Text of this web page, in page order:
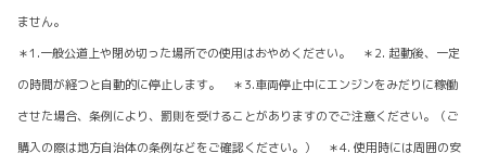
ません。
＊1.一般公道上や閉め切った場所での使用はおやめください。 ＊2. 起動後、一定
の時間が経つと自動的に停止します。 ＊3.車両停止中にエンジンをみだりに稼働
させた場合、条例により、罰則を受けることがありますのでご注意ください。（ご
購入の際は地方自治体の条例などをご確認ください。） ＊4. 使用時には周囲の安